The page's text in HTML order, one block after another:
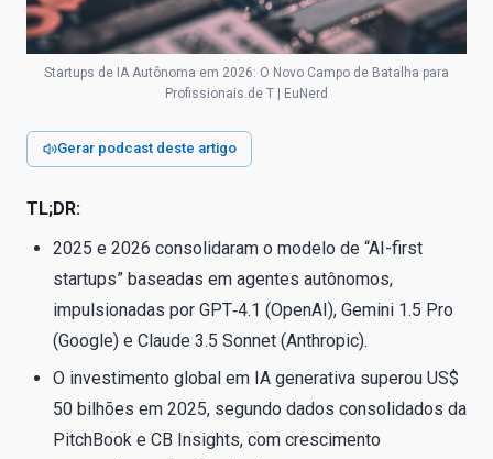
Startups de IA Autônoma em 2026: O Novo Campo de Batalha para
Profissionais de T | EuNerd
Gerar podcast deste artigo
TL;DR:
2025 e 2026 consolidaram o modelo de “AI-first
startups” baseadas em agentes autônomos,
impulsionadas por GPT‑4.1 (OpenAI), Gemini 1.5 Pro
(Google) e Claude 3.5 Sonnet (Anthropic).
O investimento global em IA generativa superou US$
50 bilhões em 2025, segundo dados consolidados da
PitchBook e CB Insights, com crescimento